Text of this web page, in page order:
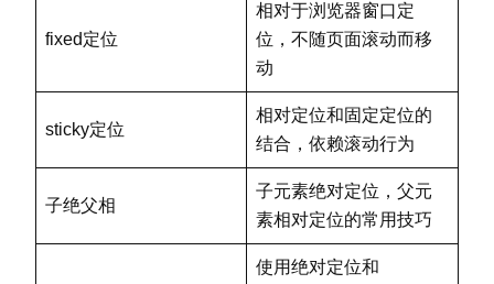
fixed定位
相对于浏览器窗口定
位，不随页面滚动而移
动
sticky定位
相对定位和固定定位的
结合，依赖滚动行为
子绝父相
子元素绝对定位，父元
素相对定位的常用技巧
使用绝对定位和